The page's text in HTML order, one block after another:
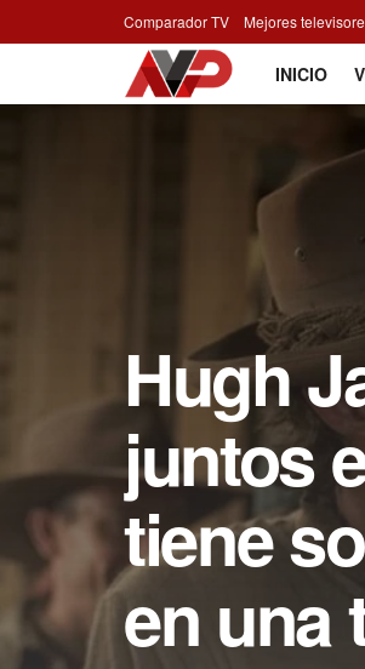
Comparador TV Mejores
INICIO
Hugh
juntos
tiene
en una